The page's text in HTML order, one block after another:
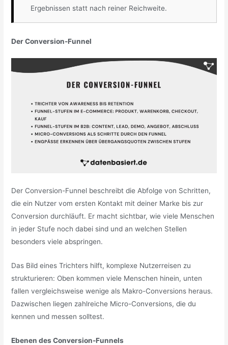
Ergebnissen statt nach reiner Reichweite.
Der Conversion-Funnel
Der Conversion-Funnel beschreibt die Abfolge von Schritten,
die ein Nutzer vom ersten Kontakt mit deiner Marke bis zur
Conversion durchläuft. Er macht sichtbar, wie viele Menschen
in jeder Stufe noch dabei sind und an welchen Stellen
besonders viele abspringen.
Das Bild eines Trichters hilft, komplexe Nutzerreisen zu
strukturieren: Oben kommen viele Menschen hinein, unten
fallen vergleichsweise wenige als Makro-Conversions heraus.
Dazwischen liegen zahlreiche Micro-Conversions, die du
kennen und messen solltest.
Ebenen des Conversion-Funnels